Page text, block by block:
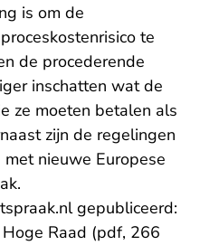
is om de
te
de procederende
inschatten wat de
ze moeten betalen als
zijn de regelingen
nieuwe Europese
gepubliceerd:
Raad (pdf, 266